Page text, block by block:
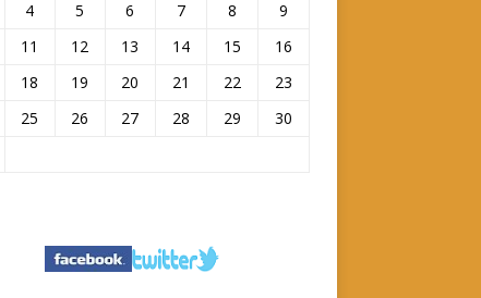
4 5 6 7 8
9
11 12 13 14 15
16
18 19 20 21 22
23
25 26 27 28 29
30